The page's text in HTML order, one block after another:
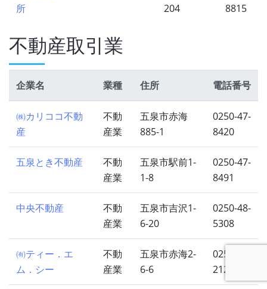
所
204
8815
不動産取引業
企業名 業種 住所 電話番号
㈱カリココ不動
産
不動
産業
五泉市赤海
885-1
0250-47-
8420
五泉とき不動産
不動
産業
五泉市駅前1-
1-8
0250-47-
8491
中央不動産
不動
産業
五泉市吉沢1-
6-20
0250-48-
5308
㈲ティー．エ
ム．シー
不動
産業
五泉市赤海2-
6-6
0250-42-
2125